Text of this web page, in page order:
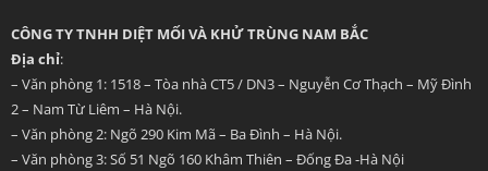
CÔNG TY TNHH DIỆT MỐI VÀ KHỬ TRÙNG NAM BẮC
Địa chỉ:
– Văn phòng 1: 1518 – Tòa nhà CT5 / DN3 – Nguyễn Cơ Thạch – Mỹ Đình
2 – Nam Từ Liêm – Hà Nội.
– Văn phòng 2: Ngõ 290 Kim Mã – Ba Đình – Hà Nội.
– Văn phòng 3: Số 51 Ngõ 160 Khâm Thiên – Đống Đa -Hà Nội